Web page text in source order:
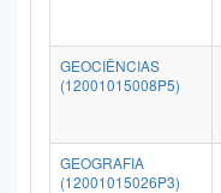
GEOCIÊNCIAS
(12001015008P5)
GEOGRAFIA
(12001015026P3)